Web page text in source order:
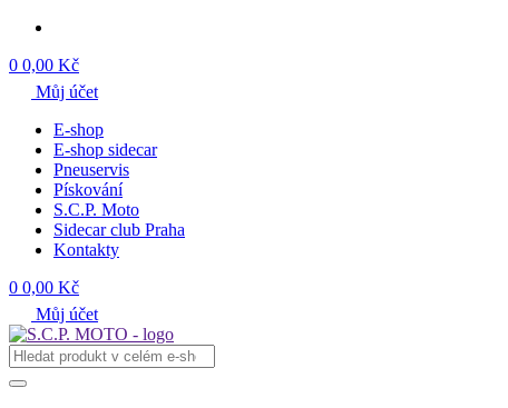
0 0,00 Kč
Můj účet
E-shop
E-shop sidecar
Pneuservis
Pískování
S.C.P. Moto
Sidecar club Praha
Kontakty
0 0,00 Kč
Můj účet